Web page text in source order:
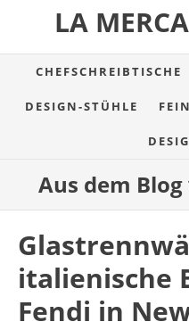
LA
CHEFSCHREIBTISCHE
DESIGN-STÜHLE
Aus dem
italienische
Fendi in